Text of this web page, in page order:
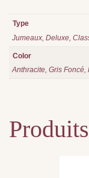
Type
Jumeaux, Deluxe,
Color
Anthracite, Gris Foncé,